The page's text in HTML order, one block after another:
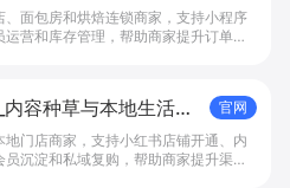
面包房和烘焙连锁商家，支持小程序
营和库存管理，帮助商家提升订单转
容种草与本地生活转
赞
官网
门店商家，支持小红书店铺开通、内
沉淀和私域复购，帮助商家提升渠道